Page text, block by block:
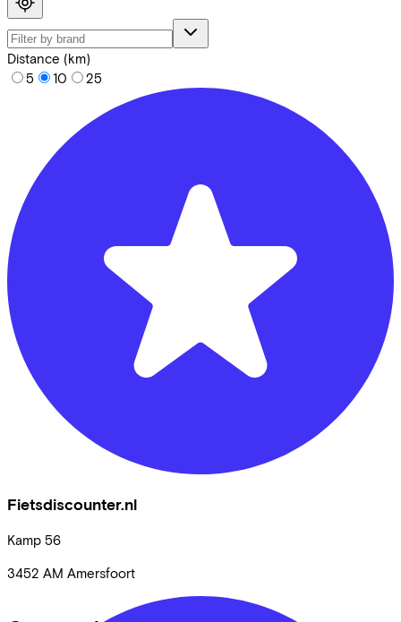
Distance (km)
5
10 25
Fietsdiscounter.nl
Kamp 56
3452 AM Amersfoort